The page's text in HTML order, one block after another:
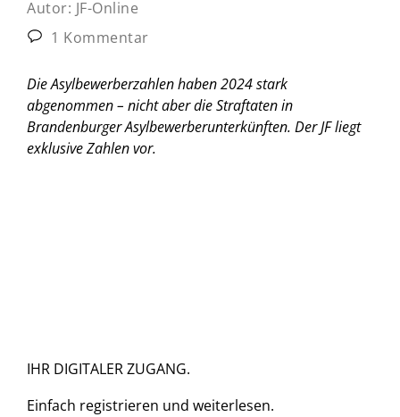
Autor: JF-Online
1 Kommentar
Die Asylbewerberzahlen haben 2024 stark
abgenommen – nicht aber die Straftaten in
Brandenburger Asylbewerberunterkünften. Der JF liegt
exklusive Zahlen vor.
IHR DIGITALER ZUGANG.
Einfach registrieren und weiterlesen.